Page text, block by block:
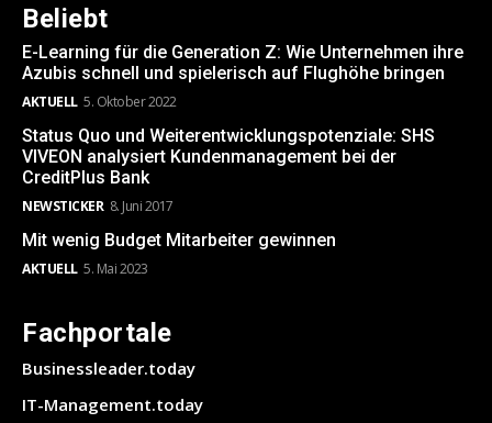
Beliebt
E-Learning für die Generation Z: Wie Unternehmen ihre
Azubis schnell und spielerisch auf Flughöhe bringen
AKTUELL 5. Oktober 2022
Status Quo und Weiterentwicklungspotenziale: SHS
VIVEON analysiert Kundenmanagement bei der
CreditPlus Bank
NEWSTICKER 8. Juni 2017
Mit wenig Budget Mitarbeiter gewinnen
AKTUELL 5. Mai 2023
Fachportale
Businessleader.today
IT-Management.today